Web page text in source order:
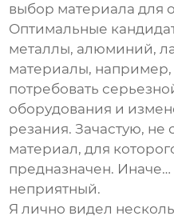
выбор материала для
Оптимальные
металлы, алюминий,
материалы, например,
потребовать
оборудования и
резания. Зачастую, не
материал, для
предназначен. Иначе…
неприятный.
Я лично видел